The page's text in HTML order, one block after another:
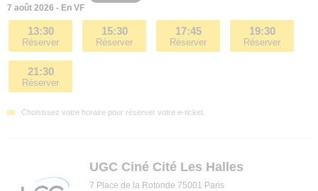
7 août 2026 - En VF
13:30
Réserver
15:30
Réserver
17:45
Réserver
19:30
Réserver
21:30
Réserver
Choisissez votre horaire pour réserver votre e-ticket.
UGC Ciné Cité Les Halles
7 Place de la Rotonde 75001 Paris